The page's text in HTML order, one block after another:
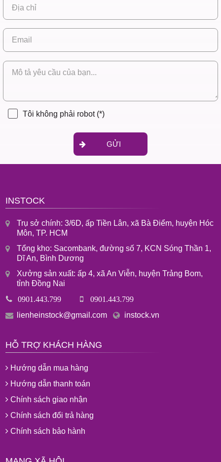
GỬI
Tôi không phải robot (*)
INSTOCK
Trụ sở chính: 3/6D, ấp Tiền Lân, xã Bà Điểm, huyện Hóc
Môn, TP. HCM
Tổng kho: Sacombank, đường số 7, KCN Sóng Thần 1,
Dĩ An, Bình Dương
Xưởng sản xuất: ấp 4, xã An Viễn, huyện Trảng Bom,
tỉnh Đồng Nai
0901.443.799 0901.443.799
lienheinstock@gmail.com instock.vn
HỖ TRỢ KHÁCH HÀNG
Hướng dẫn mua hàng
Hướng dẫn thanh toán
Chính sách giao nhận
Chính sách đổi trả hàng
Chính sách bảo hành